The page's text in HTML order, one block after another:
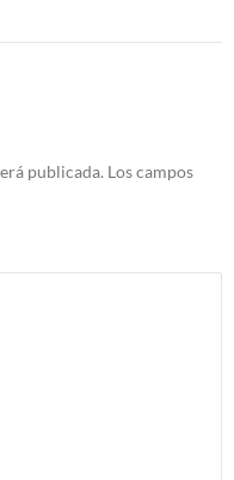
publicada. Los campos